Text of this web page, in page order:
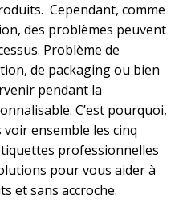
Cependant, comme
des problèmes peuvent
Problème de
de packaging ou bien
pendant la
C’est pourquoi,
ensemble les cinq
professionnelles
pour vous aider à
et sans accroche.